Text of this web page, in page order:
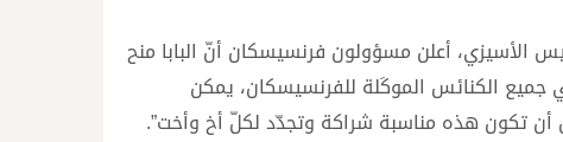
عيد القدّيس فرنسيس الأسيزي، أعلن مسؤولون فرنسيسكان أنّ البابا منح
جميع الكنائس الموكَلة للفرنسيسكان، يمكن